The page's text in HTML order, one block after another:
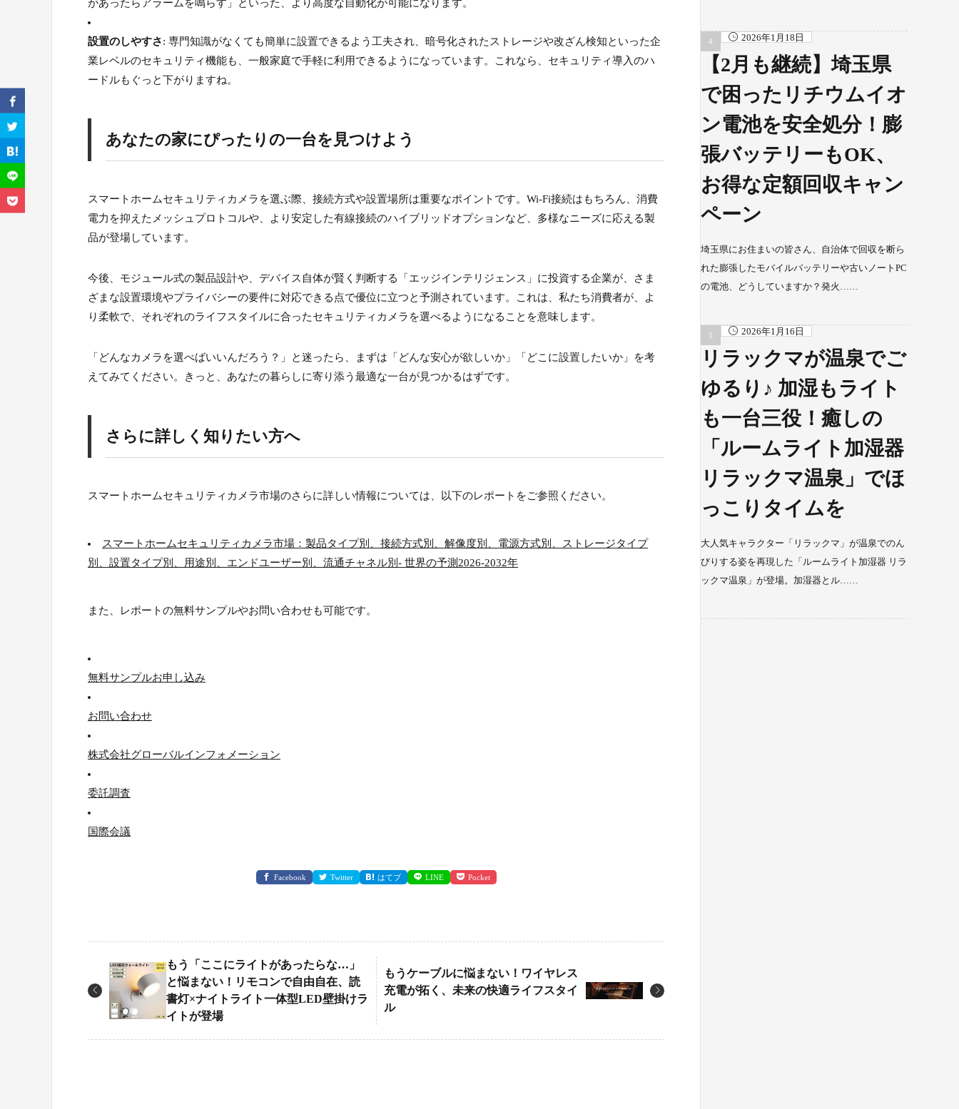
があったらアラームを鳴らす」といった、より高度な自動化が可能になります。
設置のしやすさ: 専門知識がなくても簡単に設置できるよう工夫され、暗号化されたストレージや改ざん検知といった企
業レベルのセキュリティ機能も、一般家庭で手軽に利用できるようになっています。これなら、セキュリティ導入のハ
ードルもぐっと下がりますね。
あなたの家にぴったりの一台を見つけよう
スマートホームセキュリティカメラを選ぶ際、接続方式や設置場所は重要なポイントです。Wi-Fi接続はもちろん、消費
電力を抑えたメッシュプロトコルや、より安定した有線接続のハイブリッドオプションなど、多様なニーズに応える製
品が登場しています。
今後、モジュール式の製品設計や、デバイス自体が賢く判断する「エッジインテリジェンス」に投資する企業が、さま
ざまな設置環境やプライバシーの要件に対応できる点で優位に立つと予測されています。これは、私たち消費者が、よ
り柔軟で、それぞれのライフスタイルに合ったセキュリティカメラを選べるようになることを意味します。
「どんなカメラを選べばいいんだろう？」と迷ったら、まずは「どんな安心が欲しいか」「どこに設置したいか」を考
えてみてください。きっと、あなたの暮らしに寄り添う最適な一台が見つかるはずです。
さらに詳しく知りたい方へ
スマートホームセキュリティカメラ市場のさらに詳しい情報については、以下のレポートをご参照ください。
スマートホームセキュリティカメラ市場：製品タイプ別、接続方式別、解像度別、電源方式別、ストレージタイプ
別、設置タイプ別、用途別、エンドユーザー別、流通チャネル別- 世界の予測2026-2032年
また、レポートの無料サンプルやお問い合わせも可能です。
無料サンプルお申し込み
お問い合わせ
株式会社グローバルインフォメーション
委託調査
国際会議
Facebook Twitter はてブ LINE Pocket
もう「ここにライトがあったらな…」
と悩まない！リモコンで自由自在、読
書灯×ナイトライト一体型LED壁掛けラ
イトが登場
もうケーブルに悩まない！ワイヤレス
充電が拓く、未来の快適ライフスタイ
ル
2026年1月18日
【2月も継続】埼玉県
で困ったリチウムイオ
ン電池を安全処分！膨
張バッテリーもOK、
お得な定額回収キャン
ペーン
埼玉県にお住まいの皆さん、自治体で回収を断ら
れた膨張したモバイルバッテリーや古いノートPC
の電池、どうしていますか？発火……
2026年1月16日
リラックマが温泉でご
ゆるり♪ 加湿もライト
も一台三役！癒しの
「ルームライト加湿器
リラックマ温泉」でほ
っこりタイムを
大人気キャラクター「リラックマ」が温泉でのん
びりする姿を再現した「ルームライト加湿器 リラ
ックマ温泉」が登場。加湿器とル……